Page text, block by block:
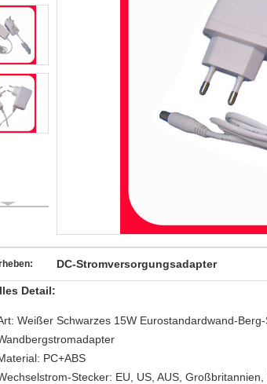
DC-Stromversorgungsadapter
Detail:
Weißer Schwarzes 15W Eurostandardwand-
PC+ABS
Stecker: EU, US, AUS, Großbritannien,